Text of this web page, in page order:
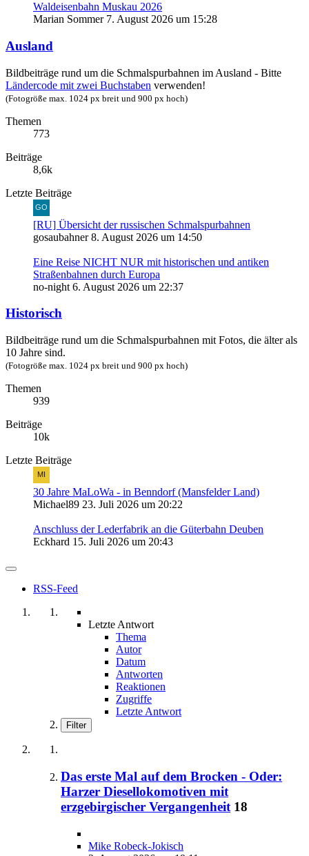
Waldeisenbahn Muskau 2026
Marian Sommer 7. August 2026 um 15:28
Ausland
Bildbeiträge rund um die Schmalspurbahnen im Ausland - Bitte
Ländercode mit zwei Buchstaben verwenden!
(Fotogröße max. 1024 px breit und 900 px hoch)
Themen
773
Beiträge
8,6k
Letzte Beiträge
[RU] Übersicht der russischen Schmalspurbahnen
gosaubahner8. August 2026 um 14:50
Eine Reise NICHT NUR mit historischen und antiken
Straßenbahnen durch Europa
no-night 6. August 2026 um 22:37
Historisch
Bildbeiträge rund um die Schmalspurbahnen mit Fotos, die älter als
10 Jahre sind.
(Fotogröße max. 1024 px breit und 900 px hoch)
Themen
939
Beiträge
10k
Letzte Beiträge
30 Jahre MaLoWa - in Benndorf (Mansfelder Land)
Michael89 23. Juli 2026 um 20:22
Anschluss der Lederfabrik an die Güterbahn Deuben
Eckhard 15. Juli 2026 um 20:43
RSS-Feed
Letzte Antwort
Thema
Autor
Datum
Antworten
Reaktionen
Zugriffe
Letzte Antwort
Filter
Das erste Mal auf dem Brocken - Oder:
Harzer Diesellokomotiven mit
erzgebirgischer Vergangenheit 18
Mike Robeck-Jokisch